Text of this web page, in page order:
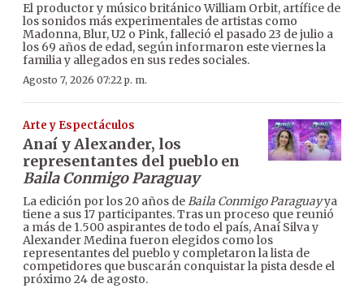
El productor y músico británico William Orbit, artífice de
los sonidos más experimentales de artistas como
Madonna, Blur, U2 o Pink, falleció el pasado 23 de julio a
los 69 años de edad, según informaron este viernes la
familia y allegados en sus redes sociales.
Agosto 7, 2026 07:22 p. m.
Arte y Espectáculos
Anaí y Alexander, los
representantes del pueblo en
Baila Conmigo Paraguay
La edición por los 20 años deBaila Conmigo Paraguayya
tiene a sus 17 participantes. Tras un proceso que reunió
a más de 1.500 aspirantes de todo el país, Anaí Silva y
Alexander Medina fueron elegidos como los
representantes del pueblo y completaron la lista de
competidores que buscarán conquistar la pista desde el
próximo 24 de agosto.